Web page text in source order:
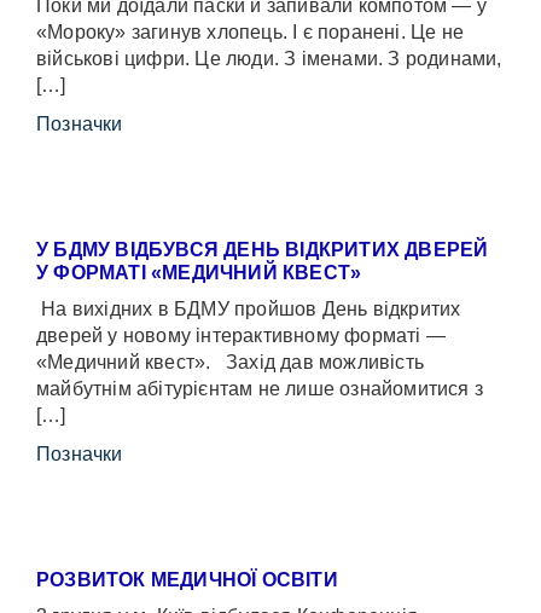
Поки ми доїдали паски й запивали компотом — у
«Мороку» загинув хлопець. І є поранені. Це не
військові цифри. Це люди. З іменами. З родинами,
[…]
Позначки
У БДМУ ВІДБУВСЯ ДЕНЬ ВІДКРИТИХ ДВЕРЕЙ
У ФОРМАТІ «МЕДИЧНИЙ КВЕСТ»
На вихідних в БДМУ пройшов День відкритих
дверей у новому інтерактивному форматі —
«Медичний квест». Захід дав можливість
майбутнім абітурієнтам не лише ознайомитися з
[…]
Позначки
РОЗВИТОК МЕДИЧНОЇ ОСВІТИ